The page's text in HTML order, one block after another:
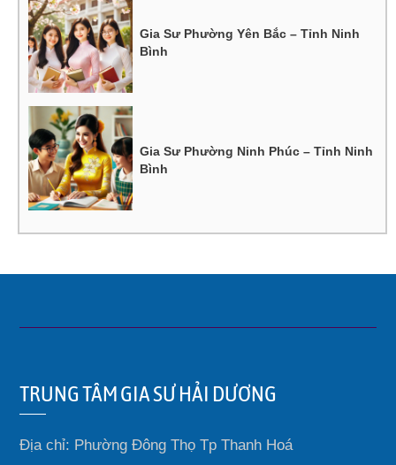
Gia Sư Phường Yên Bắc – Tỉnh Ninh
Bình
Gia Sư Phường Ninh Phúc – Tỉnh Ninh
Bình
TRUNG TÂM GIA SƯ HẢI DƯƠNG
Địa chỉ: Phường Đông Thọ Tp Thanh Hoá